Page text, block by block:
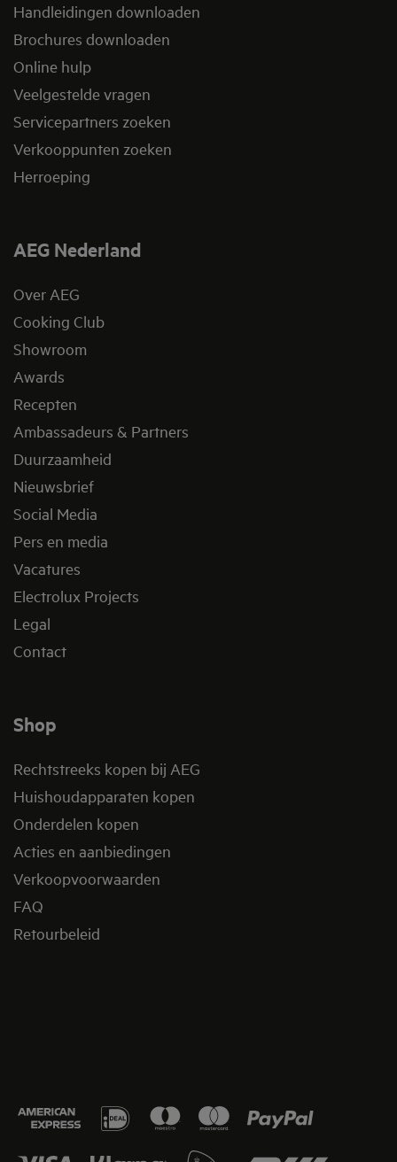
Handleidingen downloaden
Brochures downloaden
Online hulp
Veelgestelde vragen
Servicepartners zoeken
Verkooppunten zoeken
Herroeping
AEG Nederland
Over AEG
Cooking Club
Showroom
Awards
Recepten
Ambassadeurs & Partners
Duurzaamheid
Nieuwsbrief
Social Media
Pers en media
Vacatures
Electrolux Projects
Legal
Contact
Shop
Rechtstreeks kopen bij AEG
Huishoudapparaten kopen
Onderdelen kopen
Acties en aanbiedingen
Verkoopvoorwaarden
FAQ
Retourbeleid